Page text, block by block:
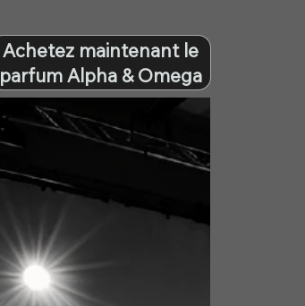
Achetez maintenant le
parfum Alpha & Omega